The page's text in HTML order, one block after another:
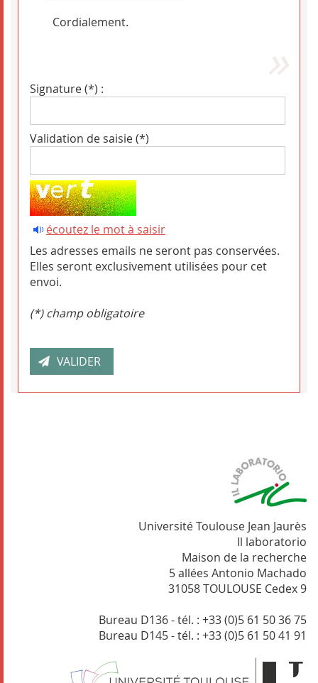
Cordialement.
Signature (*) :
Validation de saisie (*)
écoutez le mot à saisir
Les adresses emails ne seront pas conservées.
Elles seront exclusivement utilisées pour cet
envoi.
(*) champ obligatoire
Université Toulouse Jean Jaurès
Il laboratorio
Maison de la recherche
5 allées Antonio Machado
31058 TOULOUSE Cedex 9
Bureau D136 - tél. : +33 (0)5 61 50 36 75
Bureau D145 - tél. : +33 (0)5 61 50 41 91